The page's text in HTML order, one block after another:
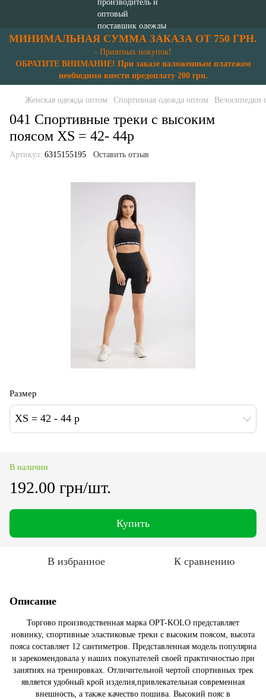
МИНИМАЛЬНАЯ СУММА ЗАКАЗА ОТ 750 ГРН.
- Приятных покупок!
ОБРАТИТЕ ВНИМАНИЕ! При заказе наложенным платежом
необходимо внести предоплату 200 грн.
Женская одежда оптом Спортивная одежда оптом Велосипедки
041 Спортивные треки с высоким
поясом XS = 42- 44p
Артикул: 6315155195 Оставить отзыв
Размер
XS = 42 - 44 p
В наличии
192.00 грн/шт.
Купить
В избранное К сравнению
Описание
Торгово производственная марка OPT-KOLO представляет
новинку, спортивные эластиковые треки с высоким поясом, высота
пояса составляет 12 сантиметров. Представленная модель популярна
и зарекомендовала у наших покупателей своей практичностью при
занятиях на тренировках. Отличительной чертой спортивных трек
является удобный крой изделия,привлекательная современная
внешность, а также качество пошива. Высокий пояс в